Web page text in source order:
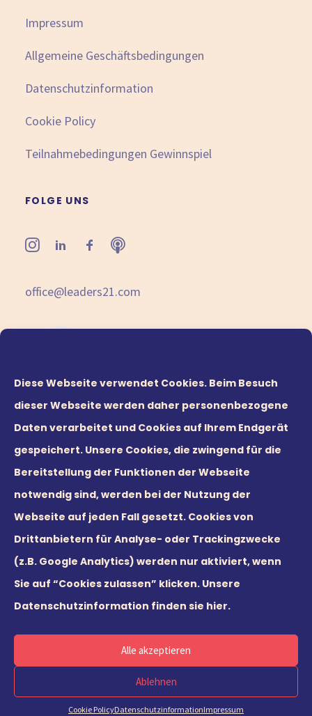
Diese Webseite verwendet Cookies. Beim Besuch
dieser Webseite werden daher personenbezogene
Daten verarbeitet und Cookies auf Ihrem Endgerät
gespeichert. Unsere Cookies, die zwingend für die
Bereitstellung der Funktionen der Webseite
notwendig sind, werden bei der Nutzung der
Webseite auf jeden Fall gesetzt. Cookies von
Drittanbietern für Analyse- oder Trackingzwecke
(z.B. Google Analytics) werden nur aktiviert, wenn
Sie auf “Cookies zulassen” klicken. Unsere
Datenschutzinformation finden sie hier.
Alle akzeptieren
Ablehnen
Cookie PolicyDatenschutzinformationImpressum
Impressum
Allgemeine Geschäftsbedingungen
Datenschutzinformation
Cookie Policy
Teilnahmebedingungen Gewinnspiel
FOLGE UNS
office@leaders21.com
© 2026 Leaders21 GmbH
English